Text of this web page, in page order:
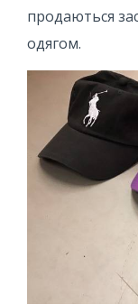
продаються
одягом.